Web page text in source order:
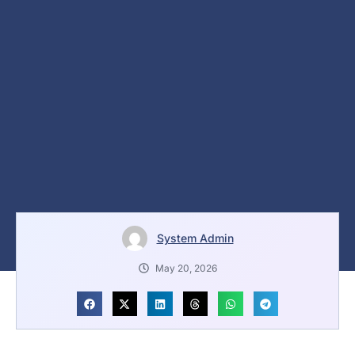
System Admin
May 20, 2026